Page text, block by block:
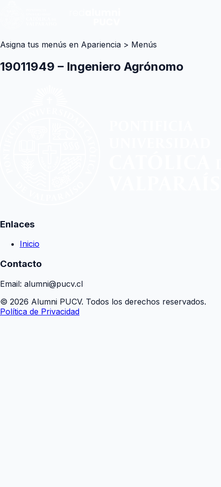
Asigna tus menús en Apariencia > Menús
19011949 – Ingeniero Agrónomo
Enlaces
Inicio
Contacto
Email: alumni@pucv.cl
© 2026 Alumni PUCV. Todos los derechos reservados.
Política de Privacidad